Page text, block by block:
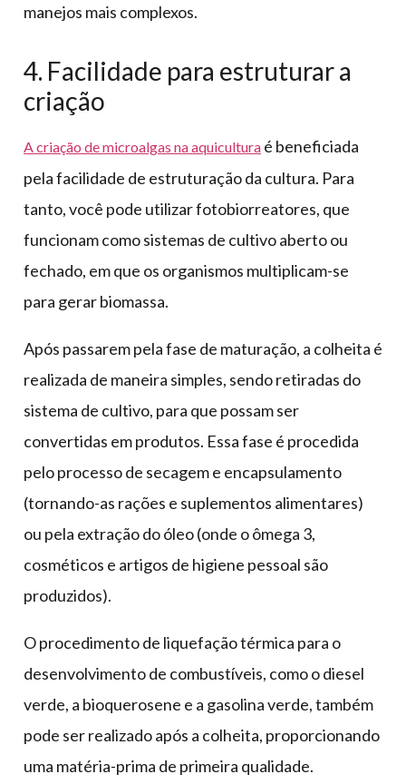
manejos mais complexos.
4. Facilidade para estruturar a
criação
A criação de microalgas na aquicultura é beneficiada
pela facilidade de estruturação da cultura. Para
tanto, você pode utilizar fotobiorreatores, que
funcionam como sistemas de cultivo aberto ou
fechado, em que os organismos multiplicam-se
para gerar biomassa.
Após passarem pela fase de maturação, a colheita é
realizada de maneira simples, sendo retiradas do
sistema de cultivo, para que possam ser
convertidas em produtos. Essa fase é procedida
pelo processo de secagem e encapsulamento
(tornando-as rações e suplementos alimentares)
ou pela extração do óleo (onde o ômega 3,
cosméticos e artigos de higiene pessoal são
produzidos).
O procedimento de liquefação térmica para o
desenvolvimento de combustíveis, como o diesel
verde, a bioquerosene e a gasolina verde, também
pode ser realizado após a colheita, proporcionando
uma matéria-prima de primeira qualidade.